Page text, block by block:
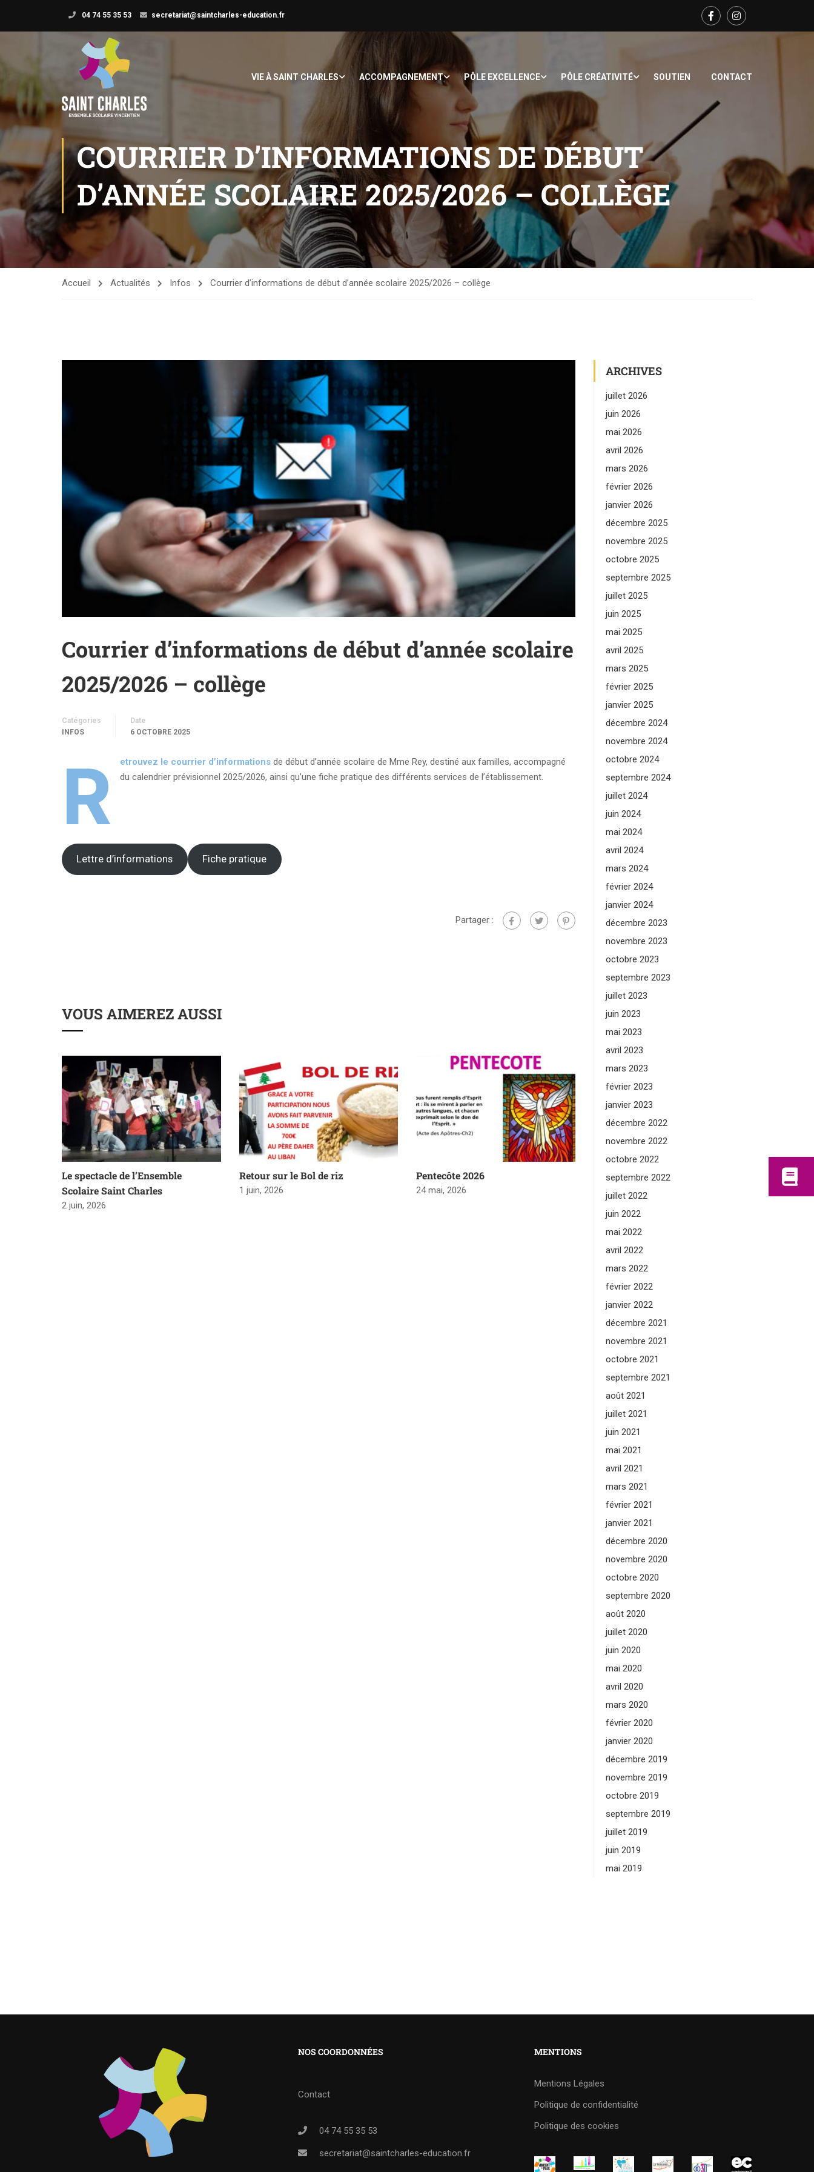
04 74 55 35 53 secretariat@saintcharles-education.fr
VIE À SAINT CHARLES ACCOMPAGNEMENT PÔLE EXCELLENCE PÔLE CRÉATIVITÉ SOUTIEN CONTACT
COURRIER D’INFORMATIONS DE DÉBUT
D’ANNÉE SCOLAIRE 2025/2026 – COLLÈGE
Accueil Actualités Infos Courrier d’informations de début d’année scolaire 2025/2026 – collège
Courrier d’informations de début d’année scolaire
2025/2026 – collège
Catégories
INFOS
Date
6 OCTOBRE 2025
R etrouvez le courrier d’informationsde début d’année scolaire de Mme Rey, destiné aux familles, accompagné
du calendrier prévisionnel 2025/2026, ainsi qu’une fiche pratique des différents services de l’établissement.
Lettre d’informations Fiche pratique
Partager :
VOUS AIMEREZ AUSSI
Le spectacle de l’Ensemble
Scolaire Saint Charles
2 juin, 2026
Retour sur le Bol de riz
1 juin, 2026
Pentecôte 2026
24 mai, 2026
ARCHIVES
juillet 2026
juin 2026
mai 2026
avril 2026
mars 2026
février 2026
janvier 2026
décembre 2025
novembre 2025
octobre 2025
septembre 2025
juillet 2025
juin 2025
mai 2025
avril 2025
mars 2025
février 2025
janvier 2025
décembre 2024
novembre 2024
octobre 2024
septembre 2024
juillet 2024
juin 2024
mai 2024
avril 2024
mars 2024
février 2024
janvier 2024
décembre 2023
novembre 2023
octobre 2023
septembre 2023
juillet 2023
juin 2023
mai 2023
avril 2023
mars 2023
février 2023
janvier 2023
décembre 2022
novembre 2022
octobre 2022
septembre 2022
juillet 2022
juin 2022
mai 2022
avril 2022
mars 2022
février 2022
janvier 2022
décembre 2021
novembre 2021
octobre 2021
septembre 2021
août 2021
juillet 2021
juin 2021
mai 2021
avril 2021
mars 2021
février 2021
janvier 2021
décembre 2020
novembre 2020
octobre 2020
septembre 2020
août 2020
juillet 2020
juin 2020
mai 2020
avril 2020
mars 2020
février 2020
janvier 2020
décembre 2019
novembre 2019
octobre 2019
septembre 2019
juillet 2019
juin 2019
mai 2019
NOS COORDONNÉES
Contact
04 74 55 35 53
secretariat@saintcharles-education.fr
MENTIONS
Mentions Légales
Politique de confidentialité
Politique des cookies